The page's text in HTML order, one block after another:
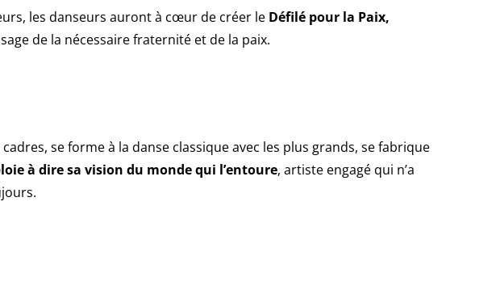
les danseurs auront à cœur de créer le Défilé pour la Paix,
de la nécessaire fraternité et de la paix.
se forme à la danse classique avec les plus grands, se fabrique
à dire sa vision du monde qui l’entoure, artiste engagé qui n’a